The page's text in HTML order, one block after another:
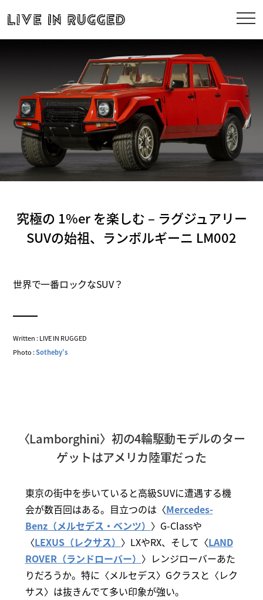
究極の 1%er を楽しむ – ラグジュアリー
SUVの始祖、ランボルギーニ LM002
世界で一番ロックなSUV？
Written : LIVE IN RUGGED
Photo :Sotheby’s
〈Lamborghini〉初の4輪駆動モデルのター
ゲットはアメリカ陸軍だった
東京の街中を歩いていると高級SUVに遭遇する機
会が数百回はある。目立つのは〈Mercedes-
Benz（メルセデス・ベンツ） 〉G-Classや
〈LEXUS（レクサス） 〉LXやRX、そして〈LAND
ROVER（ランドローバー） 〉レンジローバーあた
りだろうか。特に〈メルセデス〉Gクラスと〈レク
サス〉は抜きんでて多い印象が強い。